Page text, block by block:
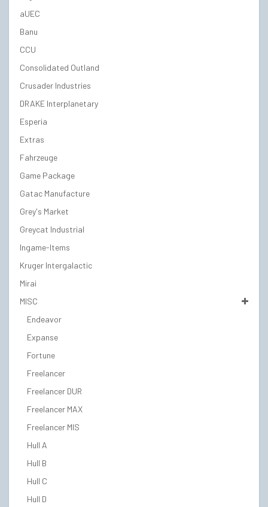
aUEC
Banu
CCU
Consolidated Outland
Crusader Industries
DRAKE Interplanetary
Esperia
Extras
Fahrzeuge
Game Package
Gatac Manufacture
Grey's Market
Greycat Industrial
Ingame-Items
Kruger Intergalactic
Mirai
MISC
Endeavor
Expanse
Fortune
Freelancer
Freelancer DUR
Freelancer MAX
Freelancer MIS
Hull A
Hull B
Hull C
Hull D